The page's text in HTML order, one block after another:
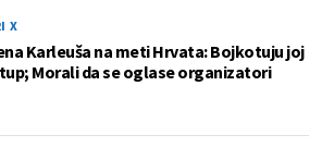
X
Karleuša na meti Hrvata: Bojkotuju joj
Morali da se oglase organizatori